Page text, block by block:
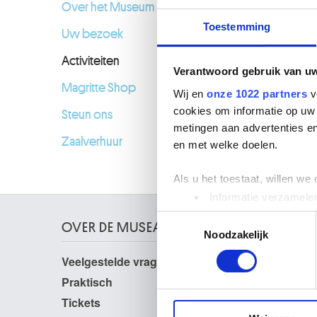
Toestemming
Verantwoord gebruik van
Wij en onze 1022 partners
cookies om informatie op
metingen aan advertenties
en met welke doelen.
Als u het toestaat, willen we
Informatie
Uw apparaat
Lees meer over hoe uw
media, adverteren en
Noodzakelijk
Over het Museum
Uw bezoek
Activiteiten
Magritte Shop
Steun ons
Zaalverhuur
OVER DE MUSEA
Veelgestelde vragen
Praktisch
Tickets
Onderzoek
Publicaties
Fotodienst